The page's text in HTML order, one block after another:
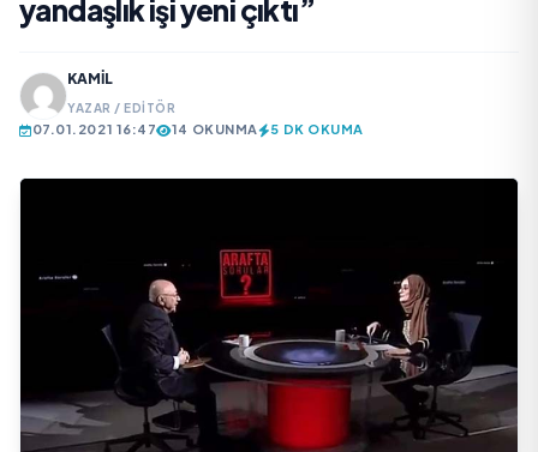
yandaşlık işi yeni çıktı”
KAMIL
YAZAR / EDITÖR
07.01.2021 16:47 14 OKUNMA 5 DK OKUMA